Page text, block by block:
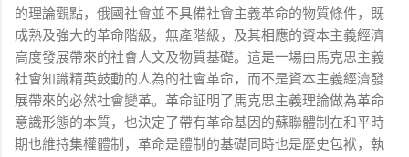
的理論觀點，俄國社會並不具備社會主義革命的物質條件，既
成熟及強大的革命階級，無產階級，及其相應的資本主義經濟
高度發展帶來的社會人文及物質基礎。這是一場由馬克思主義
社會知識精英鼓動的人為的社會革命，而不是資本主義經濟發
展帶來的必然社會變革。革命証明了馬克思主義理論做為革命
意識形態的本質，也決定了帶有革命基因的蘇聯體制在和平時
期也維持集權體制，革命是體制的基礎同時也是歷史包袱，執